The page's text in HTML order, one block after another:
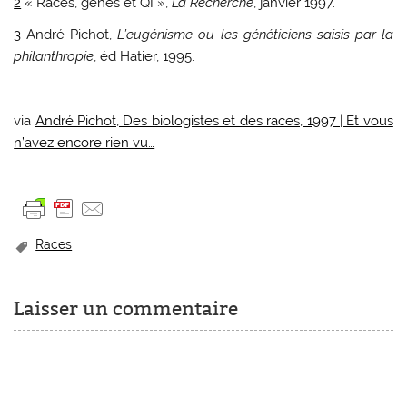
3 André Pichot,L’eugénisme ou les généticiens saisis par la
philanthropie, éd Hatier, 1995.
via André Pichot, Des biologistes et des races, 1997 | Et vous
n’avez encore rien vu…
Races
Laisser un commentaire